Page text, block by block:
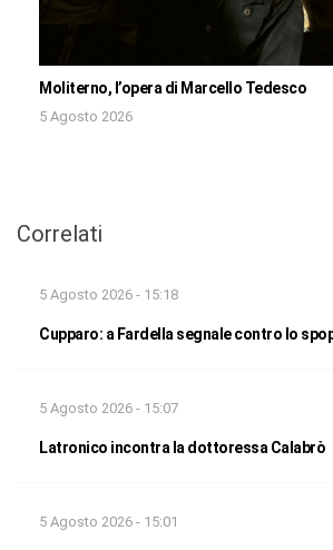
Moliterno, l’opera di Marcello Tedesco
5 Agosto 2026
Correlati
5 Agosto 2026 - 15:18
Cupparo: a Fardella segnale contro lo
5 Agosto 2026 - 15:07
Latronico incontra la dottoressa Calabrò
5 Agosto 2026 - 15:01